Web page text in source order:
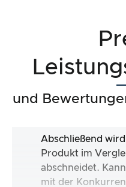
und
Abschließend
Produkt im
abschneidet.
mit der